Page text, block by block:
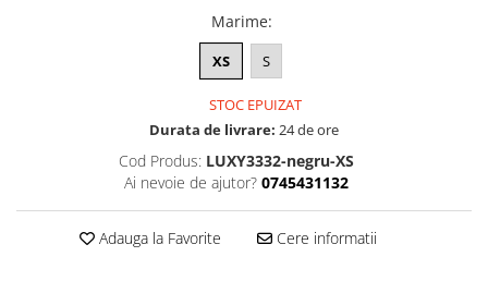
Marime:
XS S
STOC EPUIZAT
Durata de livrare: 24 de ore
Cod Produs: LUXY3332-negru-XS
Ai nevoie de ajutor? 0745431132
Adauga la Favorite Cere informatii